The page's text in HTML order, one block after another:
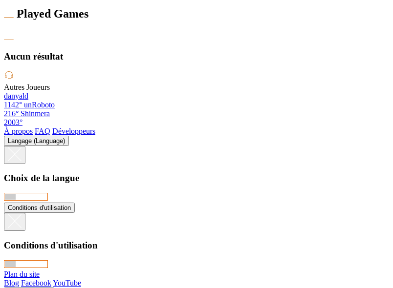
Played Games
Aucun résultat
Autres Joueurs
danyald
1142° unRoboto
216° Shinmera
2003°
À propos FAQ Développeurs
Langage (Language)
Choix de la langue
Conditions d'utilisation
Conditions d'utilisation
Plan du site
Blog FacebookYouTube